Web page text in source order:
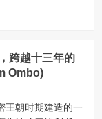
跨越十三年的
Ombo)
王朝时期建造的一